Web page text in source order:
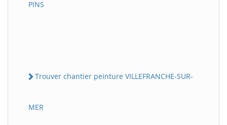
PINS
Trouver chantier peinture VILLEFRANCHE-SUR-
MER